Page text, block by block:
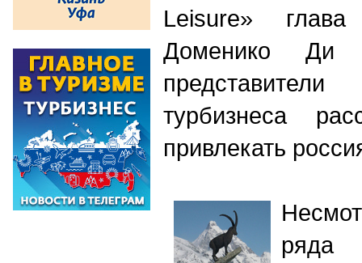
Leisure»
Доменико Ди
турбизнеса
привлекать